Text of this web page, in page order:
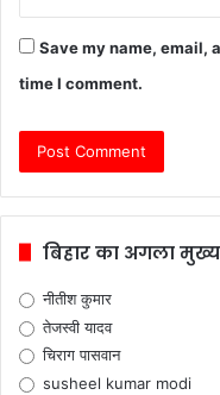
Save my name, email,
time I comment.
बिहार का अगला
नीतीश कुमार
तेजस्वी यादव
चिराग पासवान
susheel kumar modi